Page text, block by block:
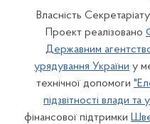
Власність
Проект реалізовано
Державним
урядування України у
технічної допомоги
підзвітності влади та
фінансової підтримки